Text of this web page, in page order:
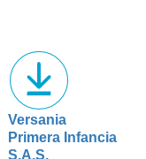
Versania
Primera Infancia
S.A.S.